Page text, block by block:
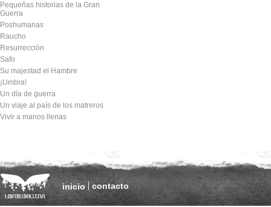
Pequeñas historias de la Gran
Guerra
Poshumanas
Raucho
Resurrección
Safo
Su majestad el Hambre
¡Umbra!
Un día de guerra
Un viaje al país de los matreros
Vivir a manos llenas
inicio contacto